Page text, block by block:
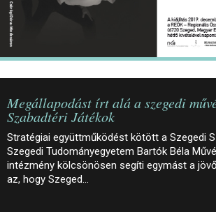
Megállapodást írt alá a szegedi
Szabadtéri Játékok
Stratégiai együttműködést kötött a Szegedi
Szegedi Tudományegyetem Bartók Béla
intézmény kölcsönösen segíti egymást a
az, hogy Szeged…